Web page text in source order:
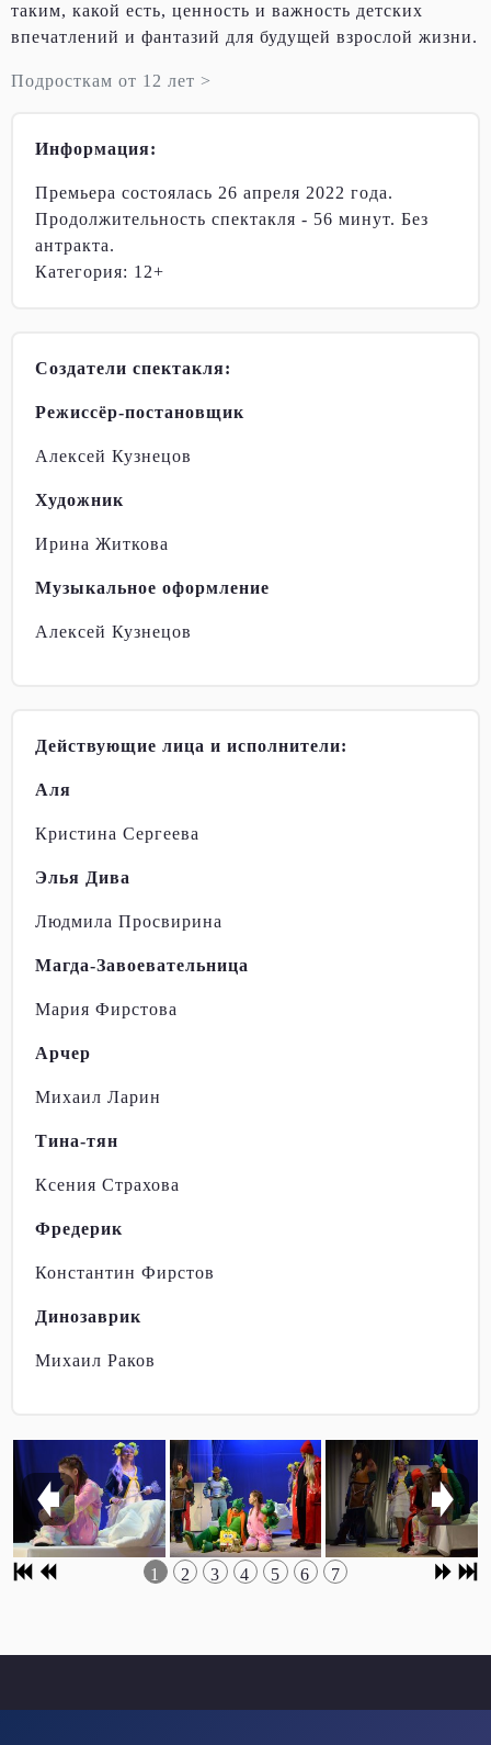
таким, какой есть, ценность и важность детских
впечатлений и фантазий для будущей взрослой жизни.
Подросткам от 12 лет >
Информация:
Премьера состоялась 26 апреля 2022 года.
Продолжительность спектакля - 56 минут. Без
антракта.
Категория: 12+
Создатели спектакля:
Режиссёр-постановщик
Алексей Кузнецов
Художник
Ирина Житкова
Музыкальное оформление
Алексей Кузнецов
Действующие лица и исполнители:
Аля
Кристина Сергеева
Элья Дива
Людмила Просвирина
Магда-Завоевательница
Мария Фирстова
Арчер
Михаил Ларин
Тина-тян
Ксения Страхова
Фредерик
Константин Фирстов
Динозаврик
Михаил Раков
1 2 3 4 5 6 7